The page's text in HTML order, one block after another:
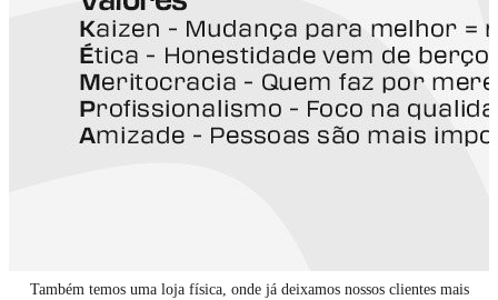
Também temos uma loja física, onde já deixamos nossos clientes mais